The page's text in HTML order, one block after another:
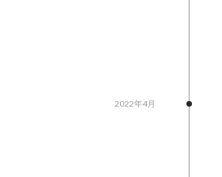
2022年4月